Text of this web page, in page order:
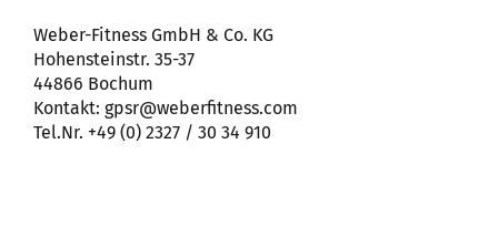
Weber-Fitness GmbH & Co. KG
Hohensteinstr. 35-37
44866 Bochum
Kontakt: gpsr@weberfitness.com
Tel.Nr. +49 (0) 2327 / 30 34 910